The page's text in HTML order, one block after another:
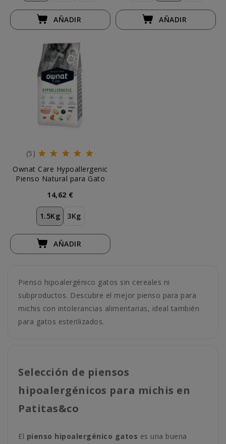
AÑADIR AÑADIR
(5)
Ownat Care Hypoallergenic
Pienso Natural para Gato
14,62 €
1.5Kg 3Kg
AÑADIR
Pienso hipoalergénico gatos sin cereales ni
subproductos. Descubre el mejor pienso para para
michis con intolerancias alimentarias, ideal también
para gatos esterilizados.
Selección de piensos
hipoalergénicos para michis en
Patitas&co
El pienso hipoalergénico gatos es una buena